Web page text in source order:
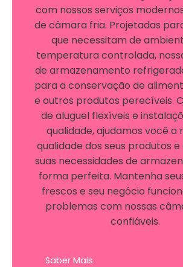
com nossos serviços
de câmara fria. Projetadas
que necessitam de
temperatura controlada,
de armazenamento
para a conservação de
e outros produtos perecíveis.
de aluguel flexíveis e
qualidade, ajudamos você a
qualidade dos seus produtos
suas necessidades de
forma perfeita. Mantenha
frescos e seu negócio
problemas com nossas
confiáveis.
Saber Mais